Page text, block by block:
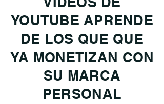
YOUTUBE APRENDE
DE LOS QUE QUE
YA MONETIZAN CON
SU MARCA
PERSONAL